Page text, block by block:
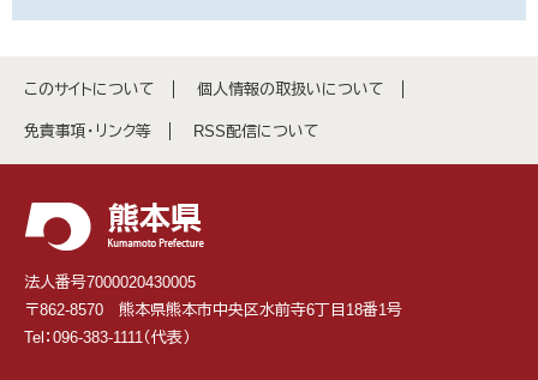
このサイトについて 個人情報の取扱いについて
免責事項・リンク等 RSS配信について
法人番号7000020430005
〒862-8570 熊本県熊本市中央区水前寺6丁目18番1号
Tel：096-383-1111（代表）